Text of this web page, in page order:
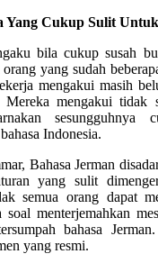
Yang Cukup Sulit
bila cukup susah
yang sudah
mengakui masih
mengakui tidak
sesungguhnya
Indonesia.
Bahasa Jerman
yang sulit
semua orang dapat
menterjemahkan
bahasa
yang resmi.